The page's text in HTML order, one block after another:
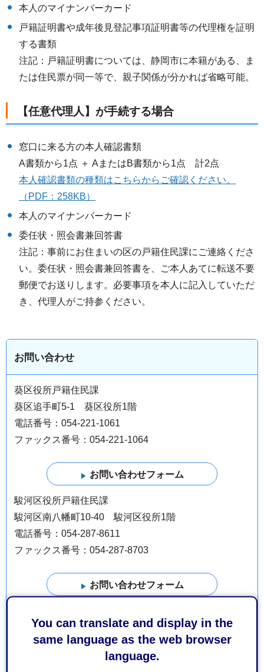
You can translate and display in the
same language as the web browser
language.
本人のマイナンバーカード
戸籍証明書や成年後見登記事項証明書等の代理権を証明
する書類
注記：戸籍証明書については、静岡市に本籍がある、ま
たは住民票が同一等で、親子関係が分かれば省略可能。
【任意代理人】が手続する場合
窓口に来る方の本人確認書類
A書類から1点 ＋ AまたはB書類から1点 計2点
本人確認書類の種類はこちらからご確認ください。
（PDF：258KB）
本人のマイナンバーカード
委任状・照会書兼回答書
注記：事前にお住まいの区の戸籍住民課にご連絡くださ
い。委任状・照会書兼回答書を、ご本人あてに転送不要
郵便でお送りします。必要事項を本人に記入していただ
き、代理人がご持参ください。
お問い合わせ
葵区役所戸籍住民課
葵区追手町5-1 葵区役所1階
電話番号：054-221-1061
ファックス番号：054-221-1064
駿河区役所戸籍住民課
駿河区南八幡町10-40 駿河区役所1階
電話番号：054-287-8611
ファックス番号：054-287-8703
清水区旭町6-8 清水区役所1階
電話番号：054-354-2126
ファックス番号：054-353-8859